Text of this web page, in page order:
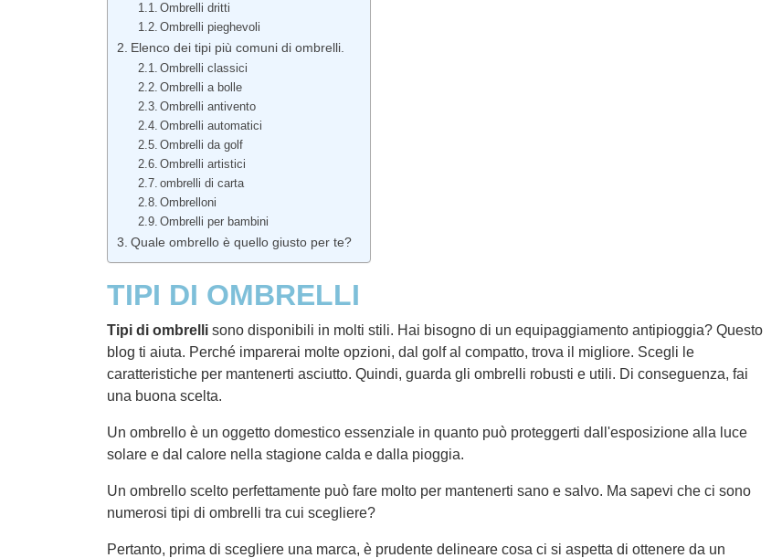
Ombrelli dritti
Ombrelli pieghevoli
Elenco dei tipi più comuni di ombrelli.
Ombrelli classici
Ombrelli a bolle
Ombrelli antivento
Ombrelli automatici
Ombrelli da golf
Ombrelli artistici
ombrelli di carta
Ombrelloni
Ombrelli per bambini
Quale ombrello è quello giusto per te?
TIPI DI OMBRELLI
Tipi di ombrelli sono disponibili in molti stili. Hai bisogno di un equipaggiamento antipioggia? Questo
blog ti aiuta. Perché imparerai molte opzioni, dal golf al compatto, trova il migliore. Scegli le
caratteristiche per mantenerti asciutto. Quindi, guarda gli ombrelli robusti e utili. Di conseguenza, fai
una buona scelta.
Un ombrello è un oggetto domestico essenziale in quanto può proteggerti dall'esposizione alla luce
solare e dal calore nella stagione calda e dalla pioggia.
Un ombrello scelto perfettamente può fare molto per mantenerti sano e salvo. Ma sapevi che ci sono
numerosi tipi di ombrelli tra cui scegliere?
Pertanto, prima di scegliere una marca, è prudente delineare cosa ci si aspetta di ottenere da un